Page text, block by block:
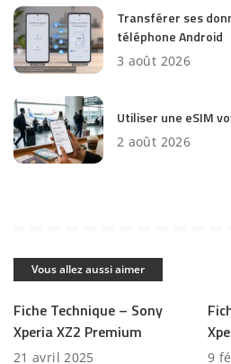
Transférer ses
téléphone Android
3 août 2026
Utiliser une eSIM
2 août 2026
Vous allez aussi aimer
Fiche Technique – Sony
Xperia XZ2 Premium
21 avril 2025 9